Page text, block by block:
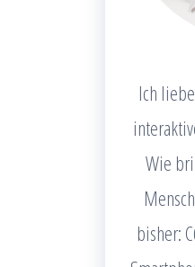
Ich
Wie
bisher: